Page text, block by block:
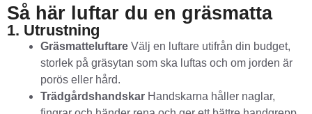
Så här luftar du en gräsmatta
1. Utrustning
Gräsmatteluftare Välj en luftare utifrån din budget,
storlek på gräsytan som ska luftas och om jorden är
porös eller hård.
Trädgårdshandskar Handskarna håller naglar,